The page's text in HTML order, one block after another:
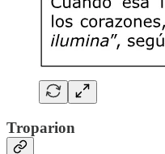
Troparion